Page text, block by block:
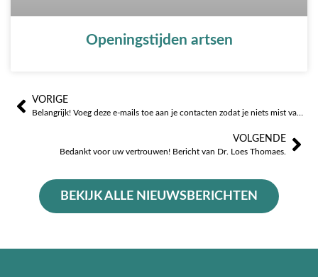
Openingstijden artsen
Prev
VORIGE
Belangrijk! Voeg deze e-mails toe aan je contacten zodat je niets mist van wat er gebeurt bij Clínica Benissa
VOLGENDE
Bedankt voor uw vertrouwen! Bericht van Dr. Loes Thomaes.
BEKIJK ALLE NIEUWSBERICHTEN